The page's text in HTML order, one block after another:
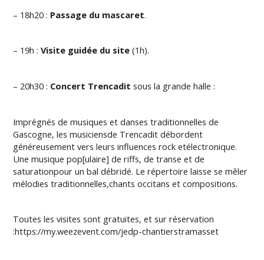
– 18h20 : Passage du mascaret.
– 19h :Visite guidée du site(1h).
– 20h30 : Concert Trencaditsous la grande halle :
Imprégnés de musiques et danses traditionnelles de
Gascogne, les musiciensde Trencadit débordent
généreusement vers leurs influences rock etélectronique.
Une musique pop[ulaire] de riffs, de transe et de
saturationpour un bal débridé. Le répertoire laisse se mêler
mélodies traditionnelles,chants occitans et compositions.
Toutes les visites sont gratuites, et sur réservation
:https://my.weezevent.com/jedp-chantierstramasset